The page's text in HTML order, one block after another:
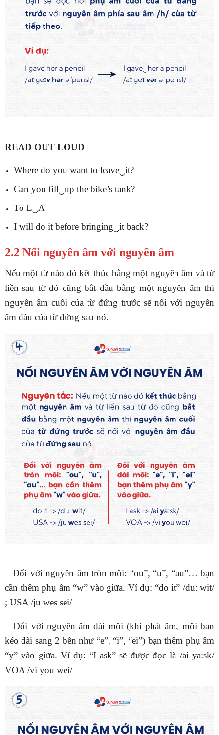
READ OUT LOUD
Where do you want to leave‿it?
Can you fill‿up the bike’s tank?
To L‿A
I will do it before bringing‿it back?
2.2 Nối nguyên âm với nguyên âm
Nếu một từ nào đó kết thúc bằng một nguyên âm và từ
liền sau từ đó cũng bắt đầu bằng một nguyên âm thì
nguyên âm cuối của từ đứng trước sẽ nối với nguyên
âm đầu của từ đứng sau nó.
– Đối với nguyên âm tròn môi: “ou”, “u”, “au”… bạn
cần thêm phụ âm “w” vào giữa. Ví dụ: “do it” /du: wit/
; USA /ju wes sei/
– Đối với nguyên âm dài môi (khi phát âm, môi bạn
kéo dài sang 2 bên như “e”, “i”, “ei”) bạn thêm phụ âm
“y” vào giữa. Ví dụ: “I ask” sẽ được đọc là /ai ya:sk/
VOA /vi you wei/